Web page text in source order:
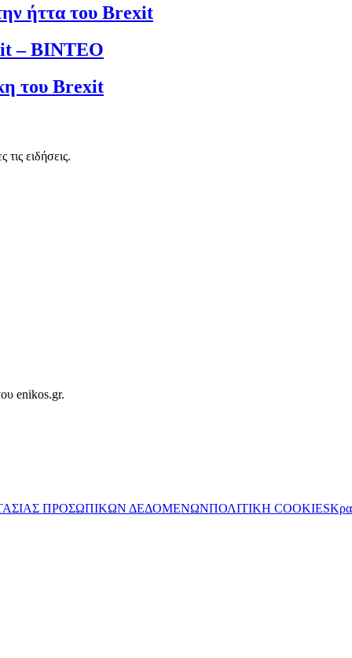
ήττα του Brexit
– ΒΙΝΤΕΟ
του Brexit
ειδήσεις.
enikos.gr.
ΠΡΟΣΩΠΙΚΩΝ ΔΕΔΟΜΕΝΩΝΠΟΛΙΤΙΚΗ COOKIES